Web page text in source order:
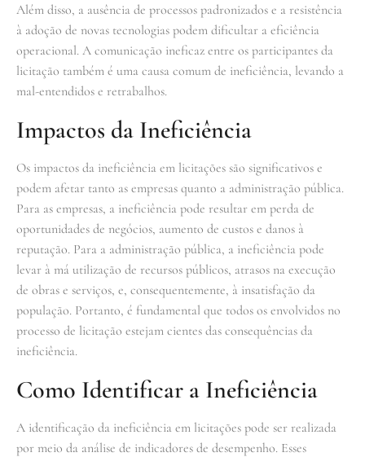
Além disso, a ausência de processos padronizados e a resistência
à adoção de novas tecnologias podem dificultar a eficiência
operacional. A comunicação ineficaz entre os participantes da
licitação também é uma causa comum de ineficiência, levando a
mal-entendidos e retrabalhos.
Impactos da Ineficiência
Os impactos da ineficiência em licitações são significativos e
podem afetar tanto as empresas quanto a administração pública.
Para as empresas, a ineficiência pode resultar em perda de
oportunidades de negócios, aumento de custos e danos à
reputação. Para a administração pública, a ineficiência pode
levar à má utilização de recursos públicos, atrasos na execução
de obras e serviços, e, consequentemente, à insatisfação da
população. Portanto, é fundamental que todos os envolvidos no
processo de licitação estejam cientes das consequências da
ineficiência.
Como Identificar a Ineficiência
A identificação da ineficiência em licitações pode ser realizada
por meio da análise de indicadores de desempenho. Esses